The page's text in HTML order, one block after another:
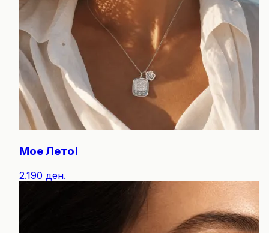
Мое Лето!
2.190 ден.